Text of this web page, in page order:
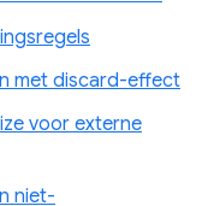
met discard-effect
voor externe
niet-